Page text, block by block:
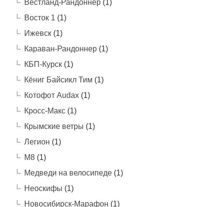
Вестланд-Рандоннёр(1)
Восток 1 (1)
Ижевск(1)
Караван-Рандоннер(1)
КБП-Курск(1)
Кёниг Байсикл Тим (1)
Котофот Audax(1)
Кросс-Макс(1)
Крымские ветры (1)
Легион (1)
М8(1)
Медведи на велосипеде(1)
Неоскифы (1)
Новосибирск-Марафон (1)